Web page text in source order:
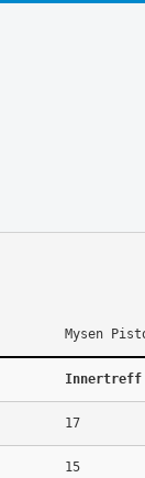
Mysen
Innertreff
17
15